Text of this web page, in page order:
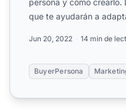
que te ayudarán a
Jun 20, 2022 14 min de
BuyerPersona